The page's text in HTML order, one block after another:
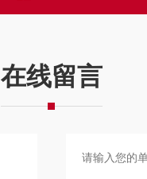
在线留言